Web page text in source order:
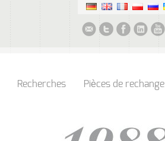
Recherches Pièces de rechange